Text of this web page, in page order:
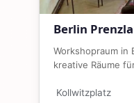
Berlin
Workshopraum in
kreative Räume
Kollwitzplatz